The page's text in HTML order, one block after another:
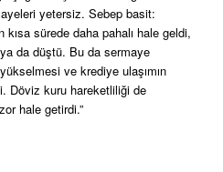
yetersiz. Sebep basit:
sürede daha pahalı hale geldi,
da düştü. Bu da sermaye
yükselmesi ve krediye ulaşımın
Döviz kuru hareketliliği de
hale getirdi.”